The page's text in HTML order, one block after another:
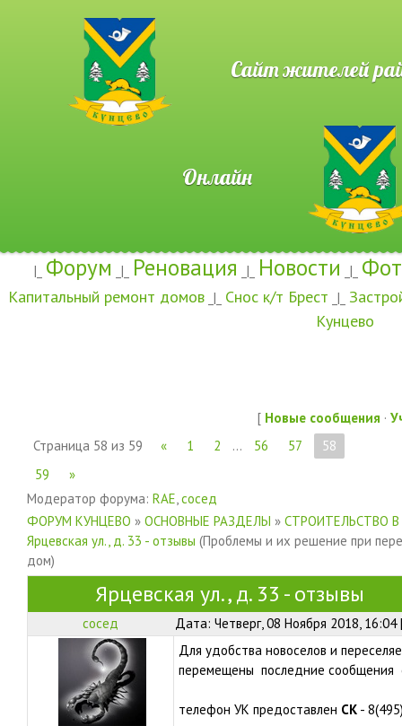
Сайт жителей
Онлайн
|_ Форум _|_ Реновация _|_ Новости _|_
Капитальный ремонт домов _|_ Снос к/т Брест _|_
Кунцево
[ Новые сообщения ·
Страница 58 из 59 « 1 2 … 56 57
58
59
»
Модератор форума: RAE,сосед
ФОРУМ КУНЦЕВО » ОСНОВНЫЕ РАЗДЕЛЫ » СТРОИТЕЛЬСТВО
Ярцевская ул., д. 33 - отзывы (Проблемы и их решение при
дом)
Ярцевская ул., д. 33 - отзывы
сосед Дата: Четверг, 08 Ноября 2018,
Для удобства новоселов и
перемещены последние сообщения
телефон УК предоставлен СК -